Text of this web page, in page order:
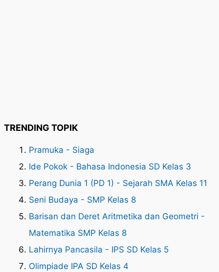
TRENDING TOPIK
Pramuka - Siaga
Ide Pokok - Bahasa Indonesia SD Kelas 3
Perang Dunia 1 (PD 1) - Sejarah SMA Kelas 11
Seni Budaya - SMP Kelas 8
Barisan dan Deret Aritmetika dan Geometri -
Matematika SMP Kelas 8
Lahirnya Pancasila - IPS SD Kelas 5
Olimpiade IPA SD Kelas 4